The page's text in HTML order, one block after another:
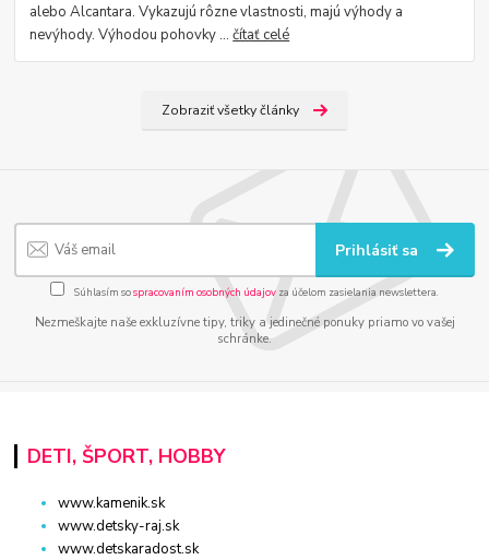
alebo Alcantara. Vykazujú rôzne vlastnosti, majú výhody a
nevýhody. Výhodou pohovky ...čítať celé
Zobraziť všetky články
Prihlásiť sa
Súhlasím sospracovaním osobných údajov za účelom zasielania newslettera.
Nezmeškajte naše exkluzívne tipy, triky a jedinečné ponuky priamo vo vašej
schránke.
DETI, ŠPORT, HOBBY
www.kamenik.sk
www.detsky-raj.sk
www.detskaradost.sk